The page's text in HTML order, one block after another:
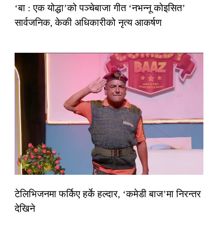
‘बा : एक योद्धा’को पञ्चेबाजा गीत ‘नभन्नू कोइसित’
सार्वजनिक, केकी अधिकारीको नृत्य आकर्षण
टेलिभिजनमा फर्किए हर्के हल्दार, ‘कमेडी बाज’मा निरन्तर
देखिने